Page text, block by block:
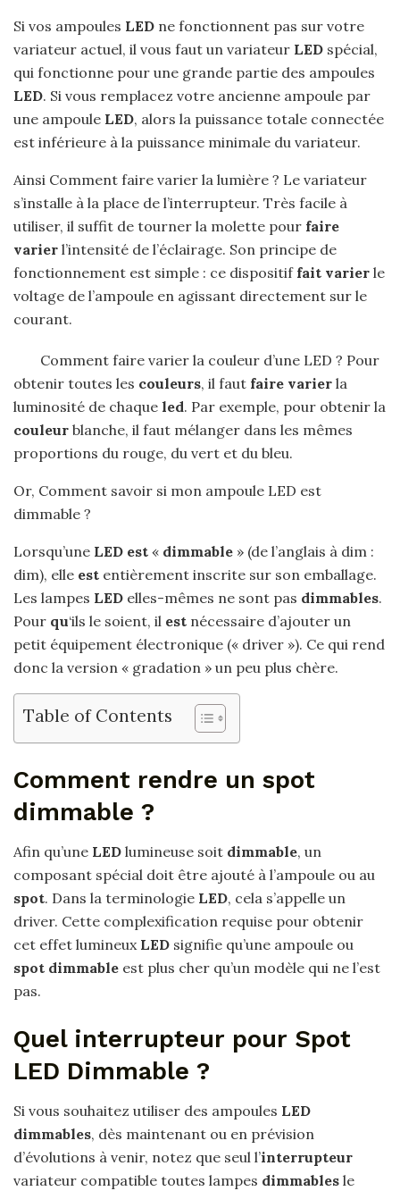
Si vos ampoules LED ne fonctionnent pas sur votre
variateur actuel, il vous faut un variateur LED spécial,
qui fonctionne pour une grande partie des ampoules
LED. Si vous remplacez votre ancienne ampoule par
une ampoule LED, alors la puissance totale connectée
est inférieure à la puissance minimale du variateur.
Ainsi Comment faire varier la lumière ? Le variateur
s’installe à la place de l’interrupteur. Très facile à
utiliser, il suffit de tourner la molette pour faire
varier l’intensité de l’éclairage. Son principe de
fonctionnement est simple : ce dispositif fait varier le
voltage de l’ampoule en agissant directement sur le
courant.
Comment faire varier la couleur d’une LED ? Pour
obtenir toutes les couleurs, il faut faire varier la
luminosité de chaque led. Par exemple, pour obtenir la
couleur blanche, il faut mélanger dans les mêmes
proportions du rouge, du vert et du bleu.
Or, Comment savoir si mon ampoule LED est
dimmable ?
Lorsqu’une LED est « dimmable » (de l’anglais à dim :
dim), elle est entièrement inscrite sur son emballage.
Les lampes LED elles-mêmes ne sont pas dimmables.
Pour qu‘ils le soient, il est nécessaire d’ajouter un
petit équipement électronique (« driver »). Ce qui rend
donc la version « gradation » un peu plus chère.
Table of Contents
Comment rendre un spot
dimmable ?
Afin qu’une LED lumineuse soit dimmable, un
composant spécial doit être ajouté à l’ampoule ou au
spot. Dans la terminologie LED, cela s’appelle un
driver. Cette complexification requise pour obtenir
cet effet lumineux LED signifie qu’une ampoule ou
spot dimmable est plus cher qu’un modèle qui ne l’est
pas.
Quel interrupteur pour Spot
LED Dimmable ?
Si vous souhaitez utiliser des ampoules LED
dimmables, dès maintenant ou en prévision
d’évolutions à venir, notez que seul l’interrupteur
variateur compatible toutes lampes dimmables le